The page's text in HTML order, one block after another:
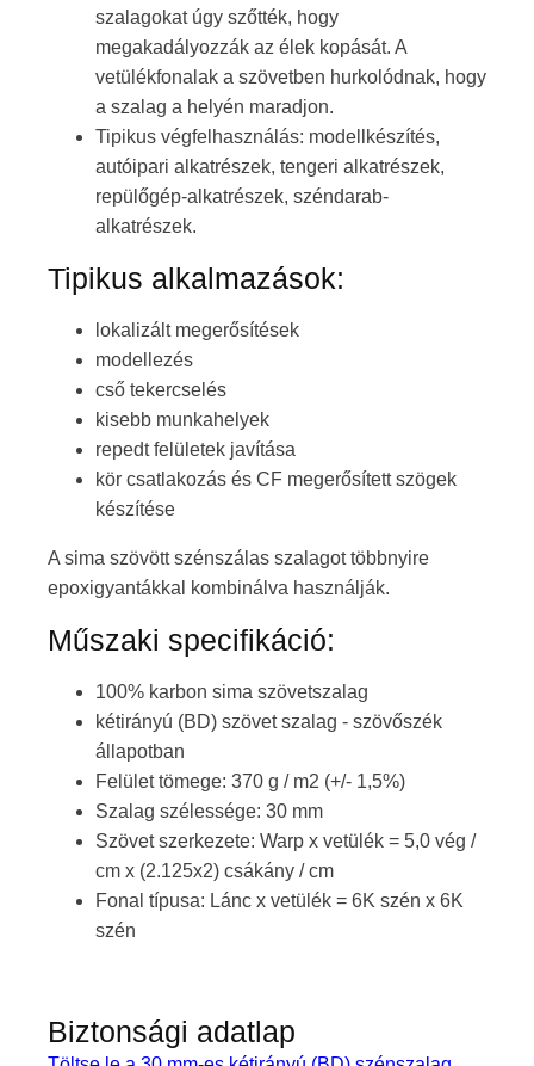
szalagokat úgy szőtték, hogy
megakadályozzák az élek kopását. A
vetülékfonalak a szövetben hurkolódnak, hogy
a szalag a helyén maradjon.
Tipikus végfelhasználás: modellkészítés,
autóipari alkatrészek, tengeri alkatrészek,
repülőgép-alkatrészek, széndarab-
alkatrészek.
Tipikus alkalmazások:
lokalizált megerősítések
modellezés
cső tekercselés
kisebb munkahelyek
repedt felületek javítása
kör csatlakozás és CF megerősített szögek
készítése
A sima szövött szénszálas szalagot többnyire
epoxigyantákkal kombinálva használják.
Műszaki specifikáció:
100% karbon sima szövetszalag
kétirányú (BD) szövet szalag - szövőszék
állapotban
Felület tömege: 370 g / m2 (+/- 1,5%)
Szalag szélessége: 30 mm
Szövet szerkezete: Warp x vetülék = 5,0 vég /
cm x (2.125x2) csákány / cm
Fonal típusa: Lánc x vetülék = 6K szén x 6K
szén
Biztonsági adatlap